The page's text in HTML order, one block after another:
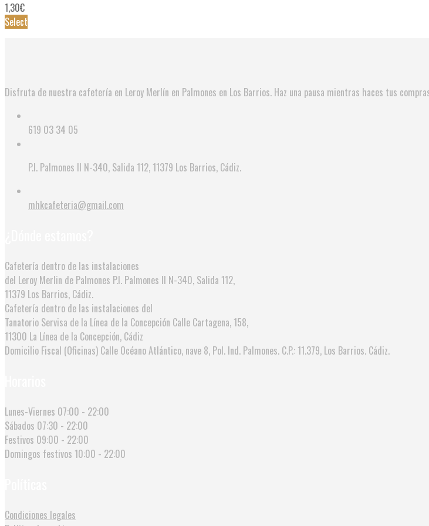
1,30€
Select
Disfruta de nuestra cafetería en Leroy Merlín en Palmones en Los Barrios. Haz una pausa mientras haces tus
619 03 34 05
P.I. Palmones II N-340, Salida 112, 11379 Los Barrios, Cádiz.
mhkcafeteria@gmail.com
Cafetería dentro de las instalaciones
del Leroy Merlin de Palmones P.I. Palmones II N-340, Salida 112,
11379 Los Barrios, Cádiz.
Cafetería dentro de las instalaciones del
Tanatorio Servisa de la Línea de la Concepción Calle Cartagena, 158,
11300 La Línea de la Concepción, Cádiz
Domicilio Fiscal (Oficinas) Calle Océano Atlántico, nave 8, Pol. Ind. Palmones. C.P.: 11.379, Los Barrios. Cádiz.
Lunes-Viernes 07:00 - 22:00
Sábados 07:30 - 22:00
Festivos 09:00 - 22:00
Domingos festivos 10:00 - 22:00
Condiciones legales